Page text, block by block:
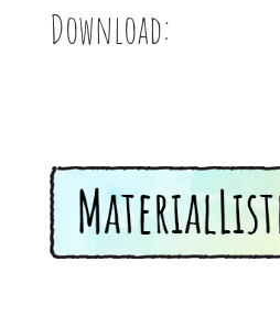
Download: